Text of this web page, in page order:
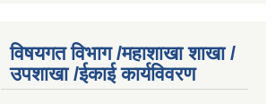
विषयगत विभाग /महाशाखा शाखा /
उपशाखा /ईकाई कार्यविवरण